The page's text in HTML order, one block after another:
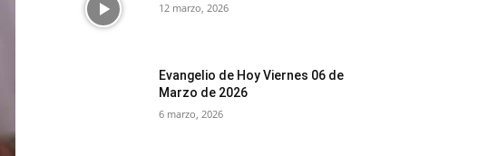
12 marzo, 2026
Evangelio de Hoy Viernes 06 de
Marzo de 2026
6 marzo, 2026